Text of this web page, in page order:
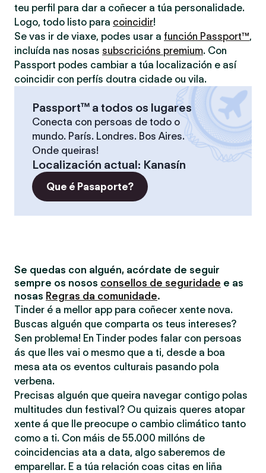
teu perfil para dar a coñecer a túa personalidade.
Logo, todo listo para coincidir!
Se vas ir de viaxe, podes usar a función Passport™,
incluída nas nosas subscricións premium. Con
Passport podes cambiar a túa localización e así
coincidir con perfís doutra cidade ou vila.
Passport™ a todos os lugares
Conecta con persoas de todo o
mundo. París. Londres. Bos Aires.
Onde queiras!
Localización actual: Kanasín
Que é Pasaporte?
Se quedas con alguén, acórdate de seguir
sempre os nosos consellos de seguridade e as
nosas Regras da comunidade.
Tinder é a mellor app para coñecer xente nova.
Buscas alguén que comparta os teus intereses?
Sen problema! En Tinder podes falar con persoas
ás que lles vai o mesmo que a ti, desde a boa
mesa ata os eventos culturais pasando pola
verbena.
Precisas alguén que queira navegar contigo polas
multitudes dun festival? Ou quizais queres atopar
xente á que lle preocupe o cambio climático tanto
como a ti. Con máis de 55.000 millóns de
coincidencias ata a data, algo saberemos de
emparellar. E a túa relación coas citas en liña